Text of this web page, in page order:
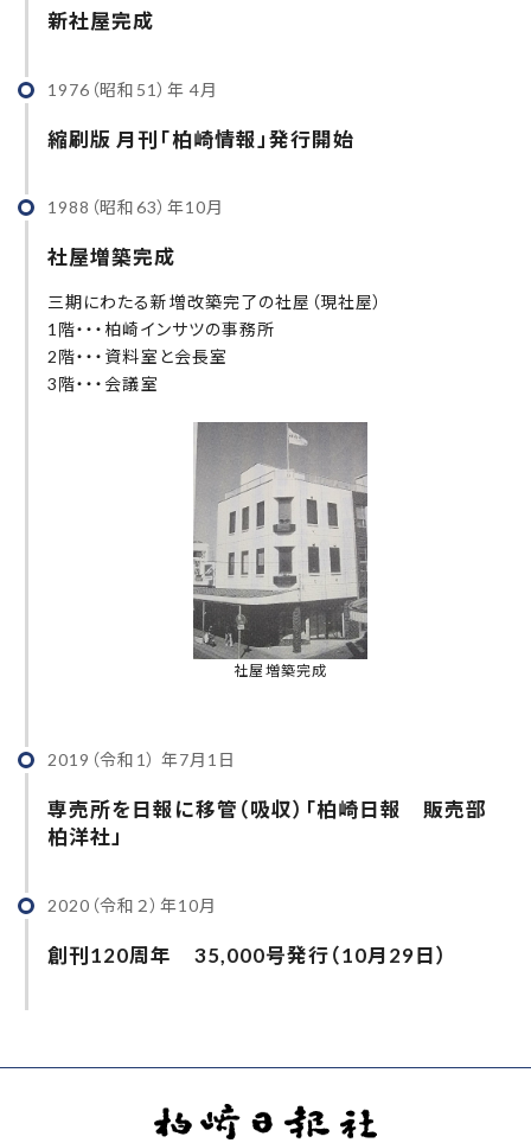
新社屋完成
1976（昭和51）年 4月
縮刷版 月刊「柏崎情報」発行開始
1988（昭和63）年10月
社屋増築完成
三期にわたる新増改築完了の社屋（現社屋）
1階・・・柏崎インサツの事務所
2階・・・資料室と会長室
3階・・・会議室
社屋増築完成
2019（令和1） 年7月1日
専売所を日報に移管（吸収）「柏崎日報 販売部
柏洋社」
2020（令和２）年10月
創刊120周年 35,000号発行（10月29日）